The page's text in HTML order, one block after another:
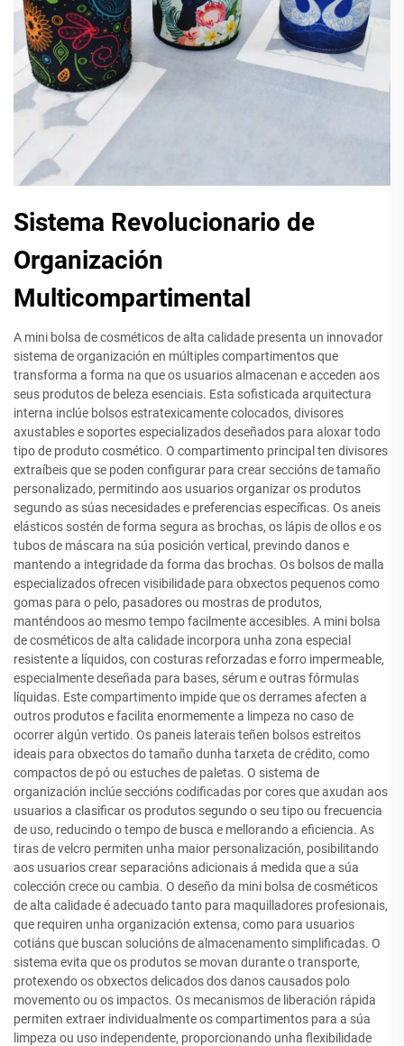
Sistema Revolucionario de
Organización
Multicompartimental
A mini bolsa de cosméticos de alta calidade presenta un innovador
sistema de organización en múltiples compartimentos que
transforma a forma na que os usuarios almacenan e acceden aos
seus produtos de beleza esenciais. Esta sofisticada arquitectura
interna inclúe bolsos estratexicamente colocados, divisores
axustables e soportes especializados deseñados para aloxar todo
tipo de produto cosmético. O compartimento principal ten divisores
extraíbeis que se poden configurar para crear seccións de tamaño
personalizado, permitindo aos usuarios organizar os produtos
segundo as súas necesidades e preferencias específicas. Os aneis
elásticos sostén de forma segura as brochas, os lápis de ollos e os
tubos de máscara na súa posición vertical, previndo danos e
mantendo a integridade da forma das brochas. Os bolsos de malla
especializados ofrecen visibilidade para obxectos pequenos como
gomas para o pelo, pasadores ou mostras de produtos,
manténdoos ao mesmo tempo facilmente accesibles. A mini bolsa
de cosméticos de alta calidade incorpora unha zona especial
resistente a líquidos, con costuras reforzadas e forro impermeable,
especialmente deseñada para bases, sérum e outras fórmulas
líquidas. Este compartimento impide que os derrames afecten a
outros produtos e facilita enormemente a limpeza no caso de
ocorrer algún vertido. Os paneis laterais teñen bolsos estreitos
ideais para obxectos do tamaño dunha tarxeta de crédito, como
compactos de pó ou estuches de paletas. O sistema de
organización inclúe seccións codificadas por cores que axudan aos
usuarios a clasificar os produtos segundo o seu tipo ou frecuencia
de uso, reducindo o tempo de busca e mellorando a eficiencia. As
tiras de velcro permiten unha maior personalización, posibilitando
aos usuarios crear separacións adicionais á medida que a súa
colección crece ou cambia. O deseño da mini bolsa de cosméticos
de alta calidade é adecuado tanto para maquilladores profesionais,
que requiren unha organización extensa, como para usuarios
cotiáns que buscan solucións de almacenamento simplificadas. O
sistema evita que os produtos se movan durante o transporte,
protexendo os obxectos delicados dos danos causados polo
movemento ou os impactos. Os mecanismos de liberación rápida
permiten extraer individualmente os compartimentos para a súa
limpeza ou uso independente, proporcionando unha flexibilidade